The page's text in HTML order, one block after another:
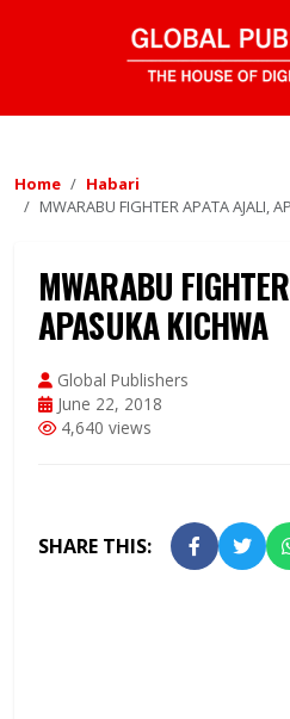
Home
Habari
MWARABU FIGHTER APATA AJALI,
MWARABU
APASUKA KICHWA
Global Publishers
June 22, 2018
4,640 views
SHARE THIS: